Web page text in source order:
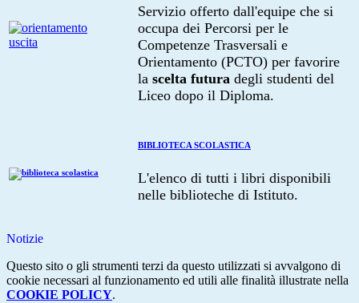
Servizio offerto dall'equipe che si
occupa dei Percorsi per le
Competenze Trasversali e
Orientamento (PCTO) per favorire
la scelta futura degli studenti del
Liceo dopo il Diploma.
BIBLIOTECA SCOLASTICA
L'elenco di tutti i libri disponibili
nelle biblioteche di Istituto.
Notizie
Questo sito o gli strumenti terzi da questo utilizzati si avvalgono di
cookie necessari al funzionamento ed utili alle finalità illustrate nella
COOKIE POLICY.